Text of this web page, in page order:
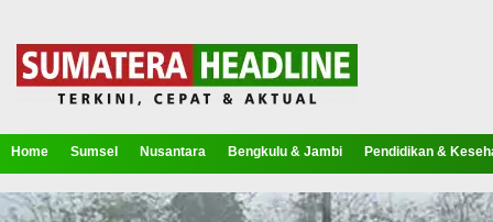
Home Sumsel Nusantara Bengkulu & Jambi Pendidikan &